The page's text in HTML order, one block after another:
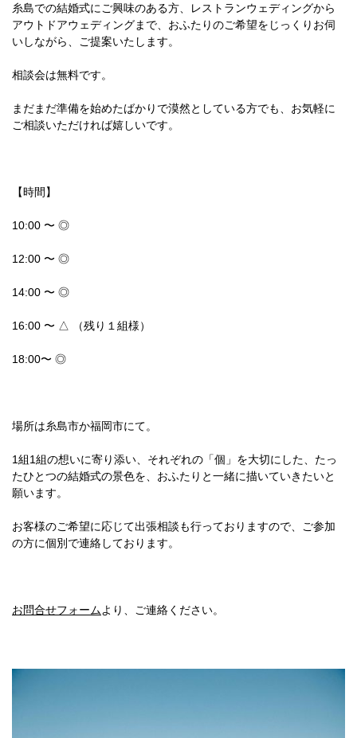
糸島での結婚式にご興味のある方、レストランウェディングから
アウトドアウェディングまで、おふたりのご希望をじっくりお伺
いしながら、ご提案いたします。
相談会は無料です。
まだまだ準備を始めたばかりで漠然としている方でも、お気軽に
ご相談いただければ嬉しいです。
【時間】
10:00 〜 ◎
12:00 〜 ◎
14:00 〜 ◎
16:00 〜 △ （残り１組様）
18:00〜 ◎
場所は糸島市か福岡市にて。
1組1組の想いに寄り添い、それぞれの「個」を大切にした、たっ
たひとつの結婚式の景色を、おふたりと一緒に描いていきたいと
願います。
お客様のご希望に応じて出張相談も行っておりますので、ご参加
の方に個別で連絡しております。
お問合せフォームより、ご連絡ください。